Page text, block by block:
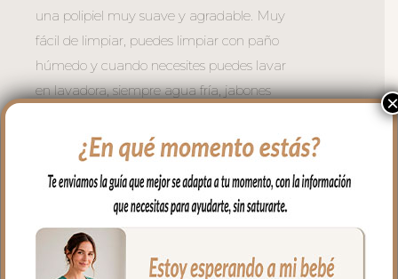
una polipiel muy suave y agradable. Muy
fácil de limpiar, puedes limpiar con paño
húmedo y cuando necesites puedes lavar
en lavadora, siempre agua fría, jabones
Recuerda quitar el culete rígido antes de
Se sujeta al carrito mediante asas con
broches de presión. Asa larga para
cuando quieres usar el bolso para llevar al
hombro.
×